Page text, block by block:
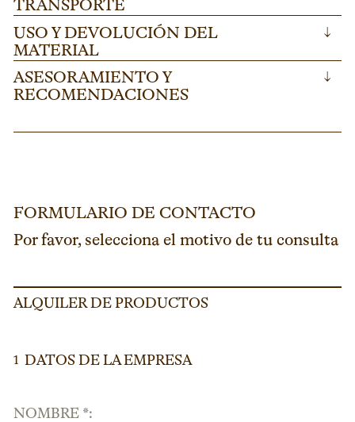
TRANSPORTE
USO Y DEVOLUCIÓN DEL
MATERIAL
↓
ASESORAMIENTO Y
RECOMENDACIONES
↓
FORMULARIO DE CONTACTO
Por favor, selecciona el motivo de tu consulta
ALQUILER DE PRODUCTOS
1 DATOS DE LA EMPRESA
NOMBRE *: